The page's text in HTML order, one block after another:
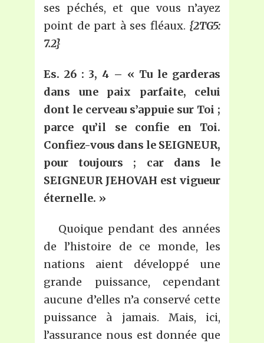
ses péchés, et que vous n’ayez
point de part à ses fléaux. {2TG5:
7.2}
Es. 26 : 3, 4 – « Tu le garderas
dans une paix parfaite, celui
dont le cerveau s’appuie sur Toi ;
parce qu’il se confie en Toi.
Confiez-vous dans le SEIGNEUR,
pour toujours ; car dans le
SEIGNEUR JEHOVAH est vigueur
éternelle. »
Quoique pendant des années
de l’histoire de ce monde, les
nations aient développé une
grande puissance, cependant
aucune d’elles n’a conservé cette
puissance à jamais. Mais, ici,
l’assurance nous est donnée que